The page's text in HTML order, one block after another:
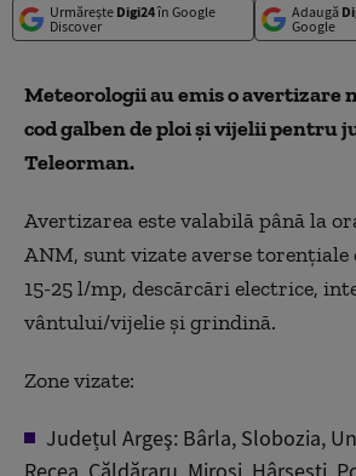
Urmărește Digi24în Google
Discover
Adaugă
Google
Meteorologii au emis o avertizare
cod galben de ploi și vijelii pentru
Teleorman.
Avertizarea este valabilă până la
ANM, sunt vizate averse torențiale
15-25 l/mp, descărcări electrice,
vântului/vijelie și grindină.
Zone vizate:
Județul Argeş: Bârla, Slobozia,